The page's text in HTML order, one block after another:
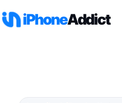
iPhoneAddict